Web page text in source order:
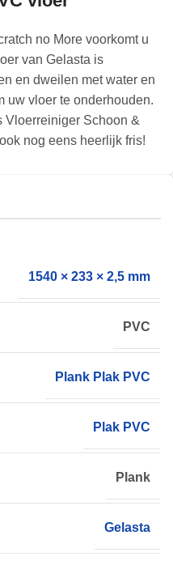
no More voorkomt u
van Gelasta is
en dweilen met water en
uw vloer te onderhouden.
Vloerreiniger Schoon &
nog eens heerlijk fris!
1540 × 233 × 2,5 mm
PVC
Plank Plak PVC
Plak PVC
Plank
Gelasta